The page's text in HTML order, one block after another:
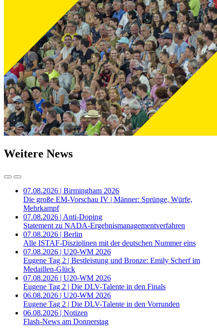
Weitere News
07.08.2026 | Birmingham 2026
Die große EM-Vorschau IV | Männer: Sprünge, Würfe,
Mehrkampf
07.08.2026 | Anti-Doping
Statement zu NADA-Ergebnismanagementverfahren
07.08.2026 | Berlin
Alle ISTAF-Disziplinen mit der deutschen Nummer eins
07.08.2026 | U20-WM 2026
Eugene Tag 2 | Bestleistung und Bronze: Emily Scherf im
Medaillen-Glück
07.08.2026 | U20-WM 2026
Eugene Tag 2 | Die DLV-Talente in den Finals
06.08.2026 | U20-WM 2026
Eugene Tag 2 | Die DLV-Talente in den Vorrunden
06.08.2026 | Notizen
Flash-News am Donnerstag